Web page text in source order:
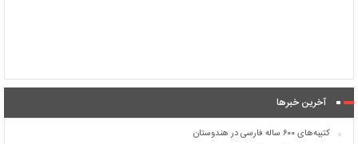
آخرین خبرها
کتیبه‌های ۶۰۰ ساله فارسی در هندوستان